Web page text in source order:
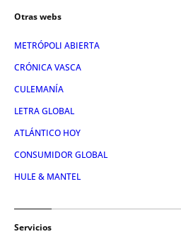
Otras webs
METRÓPOLI ABIERTA
CRÓNICA VASCA
CULEMANÍA
LETRA GLOBAL
ATLÁNTICO HOY
CONSUMIDOR GLOBAL
HULE & MANTEL
Servicios